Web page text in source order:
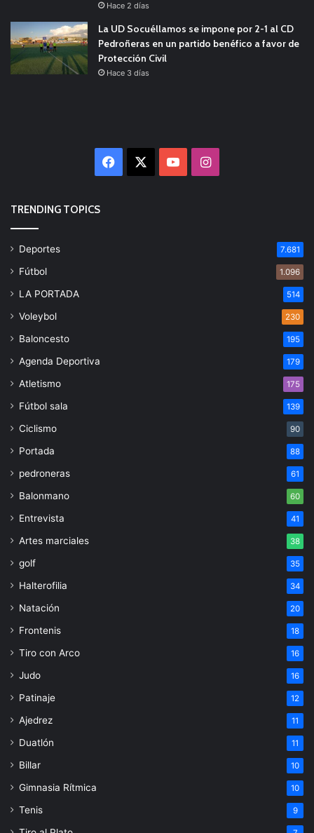
Hace 2 días
La UD Socuéllamos se impone por 2-1 al CD
Pedroñeras en un partido benéfico a favor de
Protección Civil
Hace 3 días
Facebook YouTubeInstagram
TRENDING TOPICS
Deportes 7.681
Fútbol 1.096
LA PORTADA 514
Voleybol 230
Baloncesto 195
Agenda Deportiva 179
Atletismo 175
Fútbol sala 139
Ciclismo 90
Portada 88
pedroneras 61
Balonmano 60
Entrevista 41
Artes marciales 38
golf 35
Halterofilia 34
Natación 20
Frontenis 18
Tiro con Arco 16
Judo 16
Patinaje 12
Ajedrez 11
Duatlón 11
Billar 10
Gimnasia Rítmica 10
Tenis 9